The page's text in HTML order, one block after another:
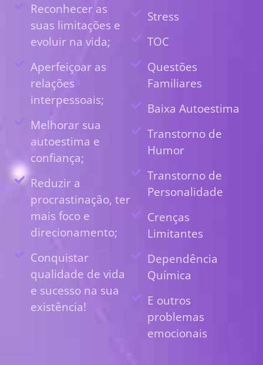
Reconhecer as
suas limitações e
evoluir na vida;
Aperfeiçoar as
relações
interpessoais;
Melhorar sua
autoestima e
confiança;
Reduzir a
procrastinação, ter
mais foco e
direcionamento;
Conquistar
qualidade de vida
e sucesso na sua
existência!
Stress
TOC
Questões
Familiares
Baixa Autoestima
Transtorno de
Humor
Transtorno de
Personalidade
Crenças
Limitantes
Dependência
Química
E outros
problemas
emocionais